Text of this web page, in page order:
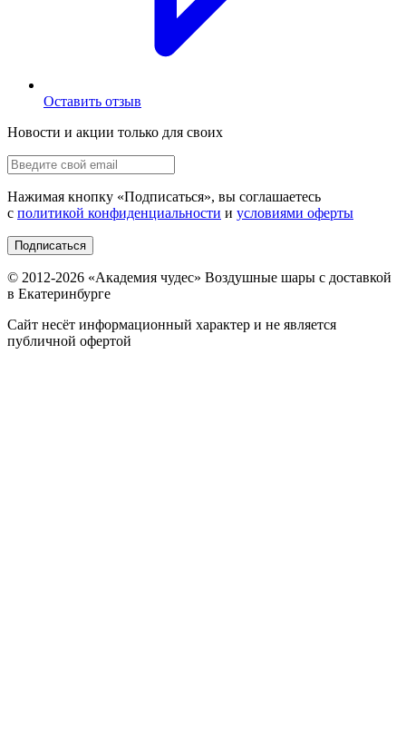
Оставить отзыв
Новости и акции только для своих
Нажимая кнопку «Подписаться», вы соглашаетесь
с политикой конфиденциальности и условиями оферты
Подписаться
© 2012-2026 «Академия чудес» Воздушные шары с доставкой
в Екатеринбурге
Сайт несёт информационный характер и не является
публичной офертой